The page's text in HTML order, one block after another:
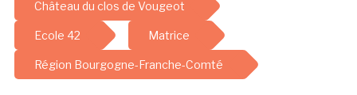
Château du clos de Vougeot
Ecole 42 Matrice
Région Bourgogne-Franche-Comté